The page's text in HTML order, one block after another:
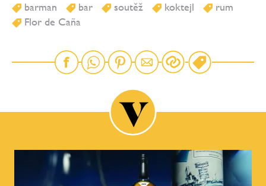
barman
bar soutěž koktejl
rum
Flor de Caña